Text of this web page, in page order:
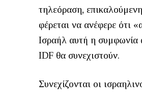
τηλεόραση,
φέρεται να ανέφερε ότι
Ισραήλ αυτή η συμφωνία
IDF θα συνεχιστούν.
Συνεχίζονται οι